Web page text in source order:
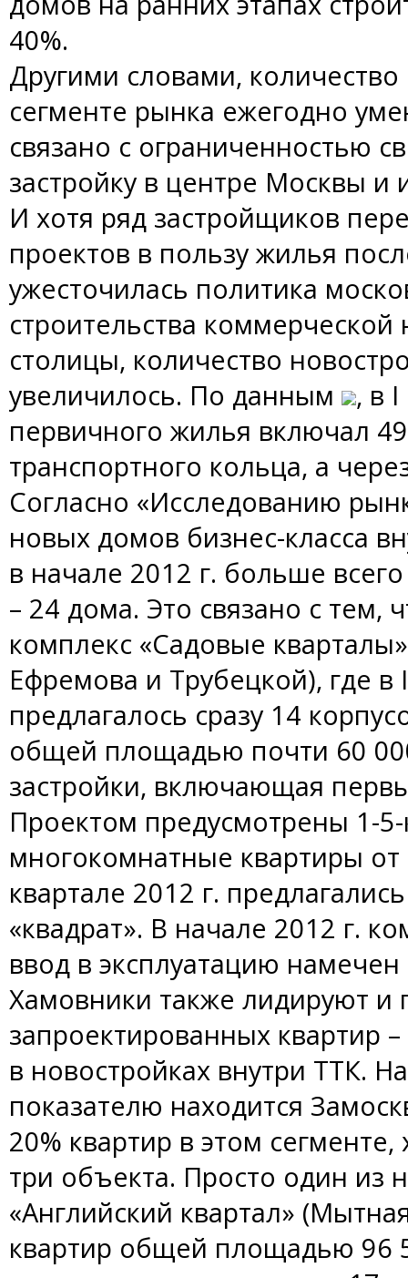
40%.
Другими словами,
сегменте рынка ежегодно
связано с ограниченностью
застройку в центре Москвы
И хотя ряд застройщиков
проектов в пользу жилья
ужесточилась политика
строительства
столицы, количество
увеличилось. По данным
, в
первичного жилья включал
транспортного кольца, а
Согласно «Исследованию
новых домов бизнес-класса
в начале 2012 г. больше
– 24 дома. Это связано с тем,
комплекс «Садовые
Ефремова и Трубецкой), где в
предлагалось сразу 14
общей площадью почти 60
застройки, включающая
Проектом предусмотрены 1-
многокомнатные квартиры
квартале 2012 г.
«квадрат». В начале 2012 г.
ввод в эксплуатацию намечен
Хамовники также лидируют и
запроектированных квартир
в новостройках внутри ТТК.
показателю находится
20% квартир в этом сегменте,
три объекта. Просто один из
«Английский квартал»
квартир общей площадью 96